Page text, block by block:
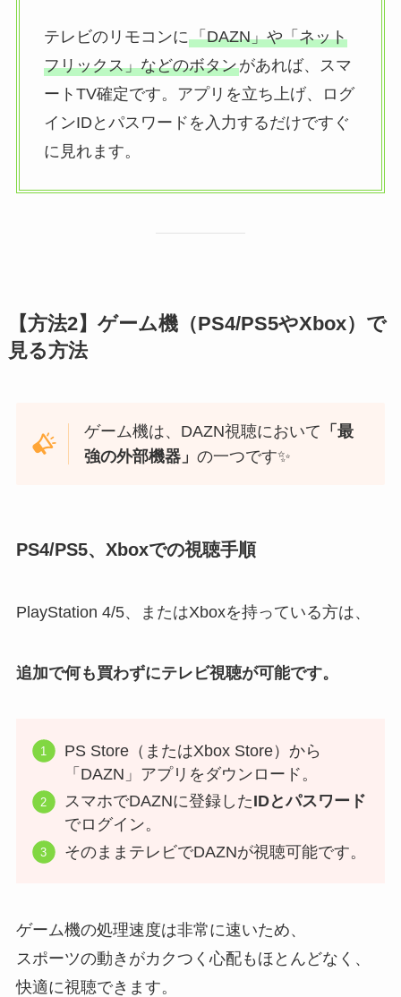
テレビのリモコンに「DAZN」や「ネット
フリックス」などのボタンがあれば、スマ
ートTV確定です。アプリを立ち上げ、ログ
インIDとパスワードを入力するだけですぐ
に見れます。
【方法2】ゲーム機（PS4/PS5やXbox）で
見る方法
ゲーム機は、DAZN視聴において 「最
強の外部機器」の一つです✨
PS4/PS5、Xboxでの視聴手順
PlayStation 4/5、またはXboxを持っている方は、
追加で何も買わずにテレビ視聴が可能です。
PS Store（またはXbox Store）から
「DAZN」アプリをダウンロード。
スマホでDAZNに登録したIDとパスワード
でログイン。
そのままテレビでDAZNが視聴可能です。
ゲーム機の処理速度は非常に速いため、
スポーツの動きがカクつく心配もほとんどなく、
快適に視聴できます。